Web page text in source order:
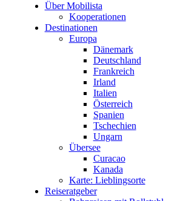
Über Mobilista
Kooperationen
Destinationen
Europa
Dänemark
Deutschland
Frankreich
Irland
Italien
Österreich
Spanien
Tschechien
Ungarn
Übersee
Curacao
Kanada
Karte: Lieblingsorte
Reiseratgeber